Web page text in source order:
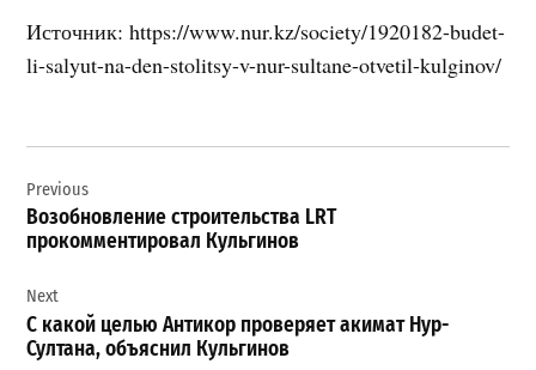
Источник: https://www.nur.kz/society/1920182-budet-
li-salyut-na-den-stolitsy-v-nur-sultane-otvetil-kulginov/
по
записям
Previous
Возобновление строительства LRT
прокомментировал Кульгинов
Next
С какой целью Антикор проверяет акимат Нур-
Султана, объяснил Кульгинов